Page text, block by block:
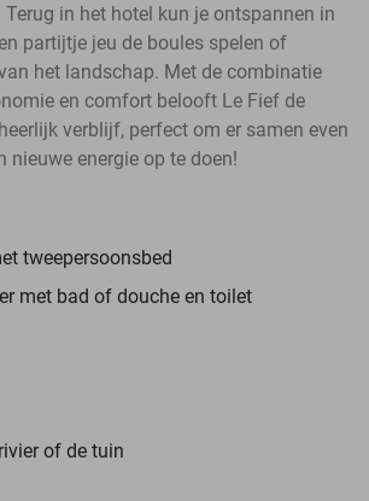
Terug in het hotel kun je ontspannen in
partijtje jeu de boules spelen of
het landschap. Met de combinatie
en comfort belooft Le Fief de
verblijf, perfect om er samen even
nieuwe energie op te doen!
tweepersoonsbed
met bad of douche en toilet
of de tuin